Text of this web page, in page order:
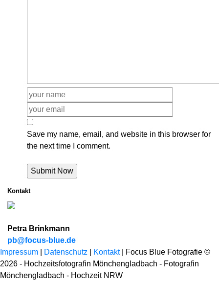
Save my name, email, and website in this browser for
the next time I comment.
Kontakt
Petra Brinkmann
pb@focus-blue.de
Impressum
Datenschutz Kontakt| Focus Blue Fotografie ©
2026 - Hochzeitsfotografin Mönchengladbach - Fotografin
Mönchengladbach - Hochzeit NRW